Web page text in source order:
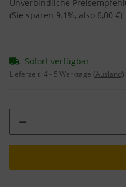
Unverbindliche
(Sie sparen 9.1%, also 6,00 €)
Sofort verfügbar
Lieferzeit: 4 - 5 Werktage (Ausland)